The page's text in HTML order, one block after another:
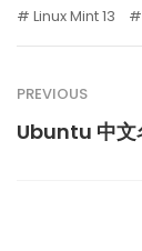
Linux Mint 13
PREVIOUS
Ubuntu 中文